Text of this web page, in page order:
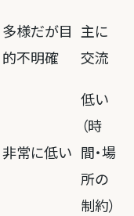
多様だが目
的不明確
主に
交流
非常に低い
低い
（時
間・場
所の
制約）